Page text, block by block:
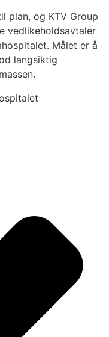
plan, og KTV Group
vedlikeholdsavtaler
Målet er å
langsiktig